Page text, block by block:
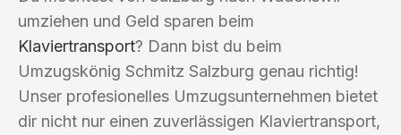
umziehen und Geld sparen beim
Klaviertransport? Dann bist du beim
Umzugskönig Schmitz Salzburg genau richtig!
Unser profesionelles Umzugsunternehmen bietet
dir nicht nur einen zuverlässigen Klaviertransport,